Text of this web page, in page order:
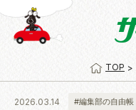
TOP
2026.03.14 #編集部の自由帳